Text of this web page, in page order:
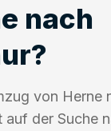
nach
von Herne
der Suche